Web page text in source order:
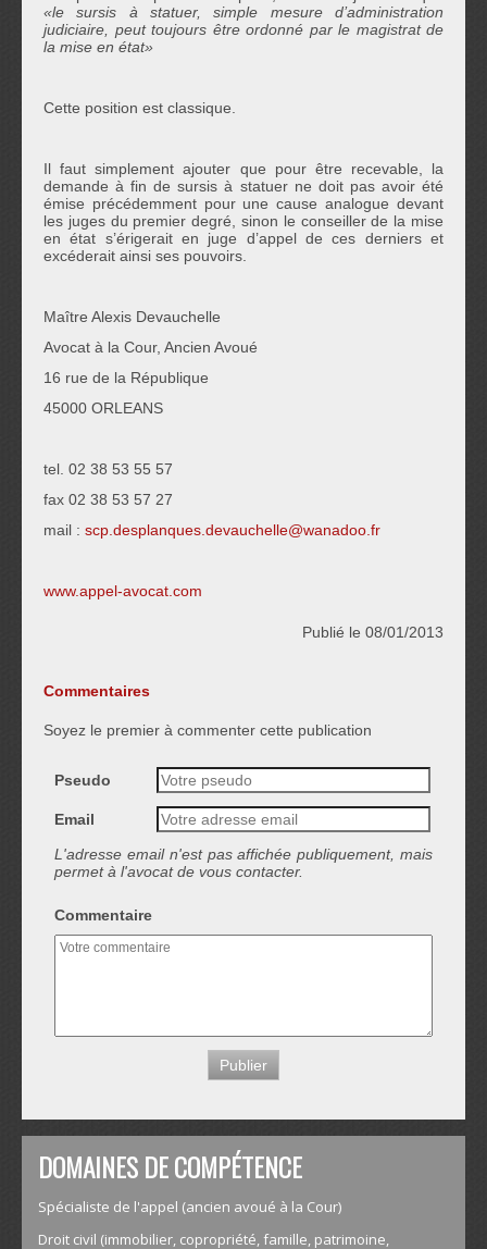
«le sursis à statuer, simple mesure d’administration
judiciaire, peut toujours être ordonné par le magistrat de
la mise en état»
Cette position est classique.
Il faut simplement ajouter que pour être recevable, la
demande à fin de sursis à statuer ne doit pas avoir été
émise précédemment pour une cause analogue devant
les juges du premier degré, sinon le conseiller de la mise
en état s’érigerait en juge d’appel de ces derniers et
excéderait ainsi ses pouvoirs.
Maître Alexis Devauchelle
Avocat à la Cour, Ancien Avoué
16 rue de la République
45000 ORLEANS
tel. 02 38 53 55 57
fax 02 38 53 57 27
mail : scp.desplanques.devauchelle@wanadoo.fr
www.appel-avocat.com
Publié le 08/01/2013
Commentaires
Soyez le premier à commenter cette publication
Pseudo
Email
L'adresse email n'est pas affichée publiquement, mais
permet à l'avocat de vous contacter.
Commentaire
DOMAINES DE COMPÉTENCE
Spécialiste de l'appel (ancien avoué à la Cour)
Droit civil (immobilier, copropriété, famille, patrimoine,